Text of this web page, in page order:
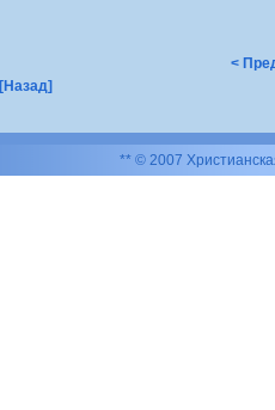
<
[Назад]
** © 2007